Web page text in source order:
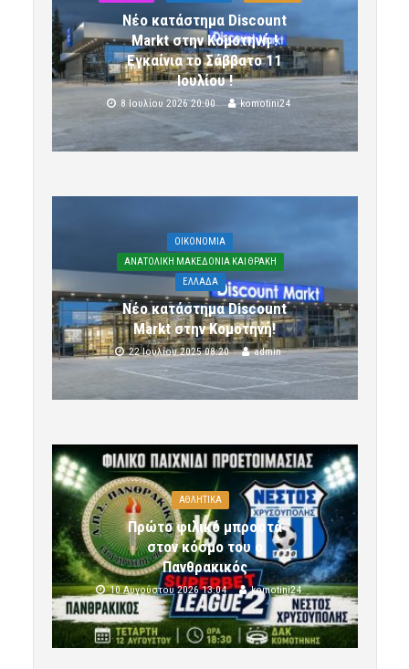
Νέο κατάστημα Discount
Markt στην Κομοτηνή !
Εγκαίνια το Σάββατο 11
Ιουλίου !
8 Ιουλίου 2026 20:00 komotini24
OIKONOMIA
ΑΝΑΤΟΛΙΚΗ ΜΑΚΕΔΟΝΙΑ ΚΑΙ ΘΡΑΚΗ
ΕΛΛΑΔΑ
Νέο κατάστημα Discount
Markt στην Κομοτηνή!
22 Ιουλίου 2025 08:20 admin
ΑΘΛΗΤΙΚΑ
Πρώτο φιλικό μπροστά
στον κόσμο του ο
Πανθρακικός
10 Αυγούστου 2026 13:04 komotini24